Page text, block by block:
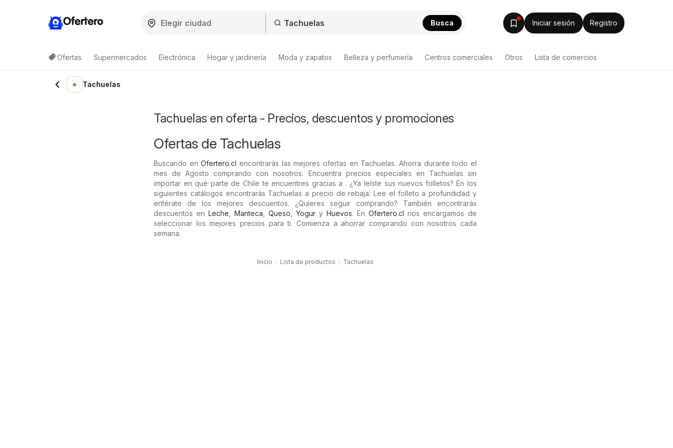
Ofertero Busca Iniciar sesión Registro
Ofertas Supermercados Electrónica Hogar y jardinería Moda y zapatos Belleza y perfumería Centros comerciales Otros Lista de comercios
Lista de productos
Tachuelas
Tachuelas en oferta - Precios, descuentos y promociones
Ofertas de Tachuelas
Buscando enOfertero.cl encontrarás las mejores ofertas en Tachuelas. Ahorra durante todo el
mes de Agosto comprando con nosotros. Encuentra precios especiales en Tachuelas sin
importar en qué parte de Chile te encuentres gracias a . ¿Ya leíste sus nuevos folletos? En los
siguientes catálogos encontrarás Tachuelas a precio de rebaja: Lee el folleto a profundidad y
entérate de los mejores descuentos. ¿Quieres seguir comprando? También encontrarás
descuentos en Leche Manteca Queso Yogur y Huevos. En Ofertero.cl nos encargamos de
seleccionar los mejores precios para ti. Comienza a ahorrar comprando con nosotros cada
semana.
Inicio Lista de productos Tachuelas